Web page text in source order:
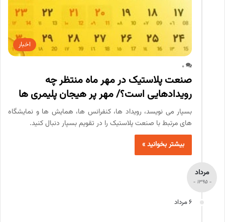
اخبار
0
صنعت پلاستیک در مهر ماه منتظر چه
رویدادهایی است؟/ مهر پر هیجان پلیمری ها
بسپار می نویسد، رویداد ها، کنفرانس ها، همایش ها و نمایشگاه
های مرتبط با صنعت پلاستیک را در تقویم بسپار دنبال کنید.
بیشتر بخوانید »
مرداد
- 1395 -
6 مرداد